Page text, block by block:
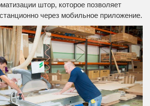
штор, которое позволяет
через мобильное приложение.